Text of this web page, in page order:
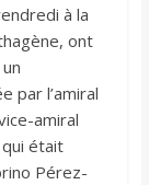
à la
ont
par l’amiral
amiral
était
Pérez-